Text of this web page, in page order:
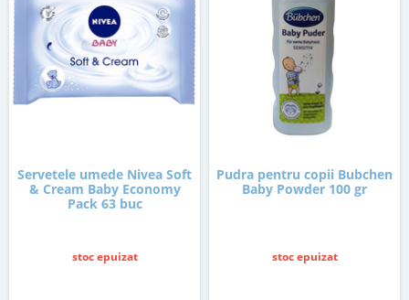
Servetele umede Nivea Soft
& Cream Baby Economy
Pack 63 buc
stoc epuizat
Pudra pentru copii Bubchen
Baby Powder 100 gr
stoc epuizat